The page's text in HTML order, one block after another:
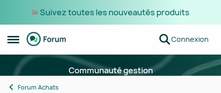
Suivez toutes les nouveautés produits
Ouvrir Menu Latéral
Passer au contenu Connexion
Communauté gestion
Forum Achats